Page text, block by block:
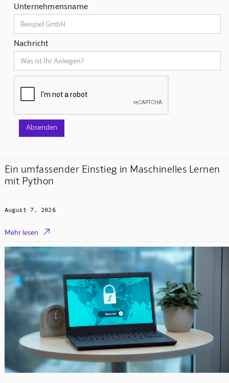
Unternehmensname
Nachricht
Ein umfassender Einstieg in Maschinelles Lernen
mit Python
August 7, 2026
Mehr lesen 